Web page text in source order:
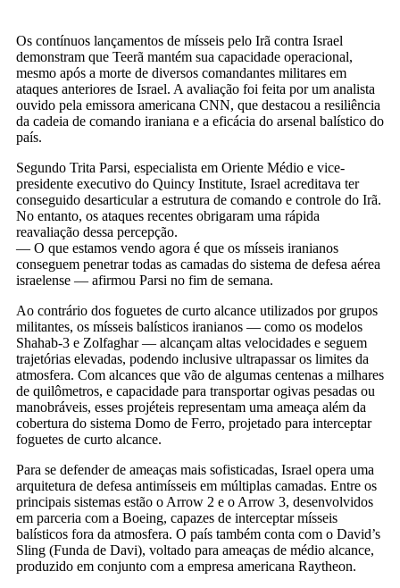
Os contínuos lançamentos de mísseis pelo Irã contra Israel
demonstram que Teerã mantém sua capacidade operacional,
mesmo após a morte de diversos comandantes militares em
ataques anteriores de Israel. A avaliação foi feita por um analista
ouvido pela emissora americana CNN, que destacou a resiliência
da cadeia de comando iraniana e a eficácia do arsenal balístico do
país.
Segundo Trita Parsi, especialista em Oriente Médio e vice-
presidente executivo do Quincy Institute, Israel acreditava ter
conseguido desarticular a estrutura de comando e controle do Irã.
No entanto, os ataques recentes obrigaram uma rápida
reavaliação dessa percepção.
— O que estamos vendo agora é que os mísseis iranianos
conseguem penetrar todas as camadas do sistema de defesa aérea
israelense — afirmou Parsi no fim de semana.
Ao contrário dos foguetes de curto alcance utilizados por grupos
militantes, os mísseis balísticos iranianos — como os modelos
Shahab-3 e Zolfaghar — alcançam altas velocidades e seguem
trajetórias elevadas, podendo inclusive ultrapassar os limites da
atmosfera. Com alcances que vão de algumas centenas a milhares
de quilômetros, e capacidade para transportar ogivas pesadas ou
manobráveis, esses projéteis representam uma ameaça além da
cobertura do sistema Domo de Ferro, projetado para interceptar
foguetes de curto alcance.
Para se defender de ameaças mais sofisticadas, Israel opera uma
arquitetura de defesa antimísseis em múltiplas camadas. Entre os
principais sistemas estão o Arrow 2 e o Arrow 3, desenvolvidos
em parceria com a Boeing, capazes de interceptar mísseis
balísticos fora da atmosfera. O país também conta com o David’s
Sling (Funda de Davi), voltado para ameaças de médio alcance,
produzido em conjunto com a empresa americana Raytheon.